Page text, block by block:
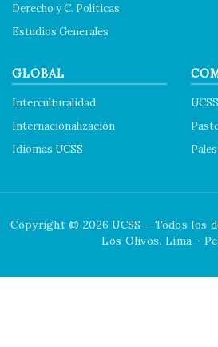
Derecho y C. Políticas
Estudios Generales
GLOBAL
Interculturalidad
Internacionalización
Idiomas UCSS
Copyright © 2026 UCSS – Todos los
Los Olivos. Lima -